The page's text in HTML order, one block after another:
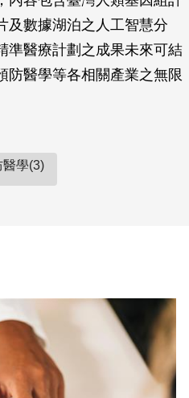
及數據湖泊之人工智慧分
準醫療計劃之成果未來可結
防醫學等各相關產業之無限
醫學(3)